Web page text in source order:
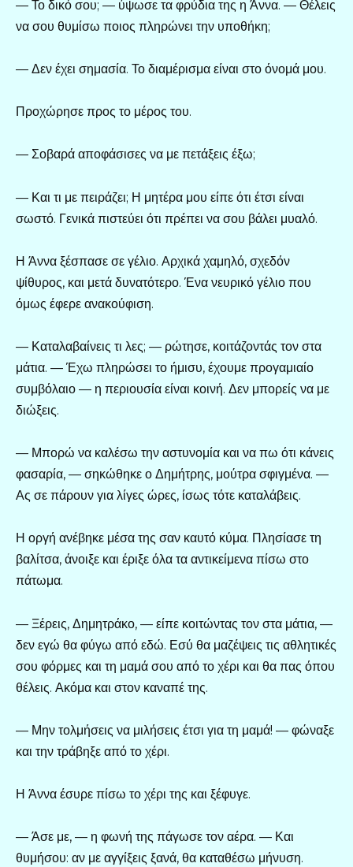
— Το δικό σου; — ύψωσε τα φρύδια της η Άννα. — Θέλεις
να σου θυμίσω ποιος πληρώνει την υποθήκη;
— Δεν έχει σημασία. Το διαμέρισμα είναι στο όνομά μου.
Προχώρησε προς το μέρος του.
— Σοβαρά αποφάσισες να με πετάξεις έξω;
— Και τι με πειράζει; Η μητέρα μου είπε ότι έτσι είναι
σωστό. Γενικά πιστεύει ότι πρέπει να σου βάλει μυαλό.
Η Άννα ξέσπασε σε γέλιο. Αρχικά χαμηλό, σχεδόν
ψίθυρος, και μετά δυνατότερο. Ένα νευρικό γέλιο που
όμως έφερε ανακούφιση.
— Καταλαβαίνεις τι λες; — ρώτησε, κοιτάζοντάς τον στα
μάτια. — Έχω πληρώσει το ήμισυ, έχουμε προγαμιαίο
συμβόλαιο — η περιουσία είναι κοινή. Δεν μπορείς να με
διώξεις.
— Μπορώ να καλέσω την αστυνομία και να πω ότι κάνεις
φασαρία, — σηκώθηκε ο Δημήτρης, μούτρα σφιγμένα. —
Ας σε πάρουν για λίγες ώρες, ίσως τότε καταλάβεις.
Η οργή ανέβηκε μέσα της σαν καυτό κύμα. Πλησίασε τη
βαλίτσα, άνοιξε και έριξε όλα τα αντικείμενα πίσω στο
πάτωμα.
— Ξέρεις, Δημητράκο, — είπε κοιτώντας τον στα μάτια, —
δεν εγώ θα φύγω από εδώ. Εσύ θα μαζέψεις τις αθλητικές
σου φόρμες και τη μαμά σου από το χέρι και θα πας όπου
θέλεις. Ακόμα και στον καναπέ της.
— Μην τολμήσεις να μιλήσεις έτσι για τη μαμά! — φώναξε
και την τράβηξε από το χέρι.
Η Άννα έσυρε πίσω το χέρι της και ξέφυγε.
— Άσε με, — η φωνή της πάγωσε τον αέρα. — Και
θυμήσου: αν με αγγίξεις ξανά, θα καταθέσω μήνυση.